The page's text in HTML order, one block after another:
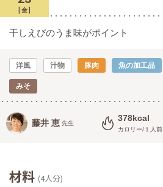
金
干しえびのうま味がポイント
洋風 汁物 豚肉 魚の加工品
みそ
藤井 恵 先生 378kcal
カロリー/１人前
材料 (4人分)